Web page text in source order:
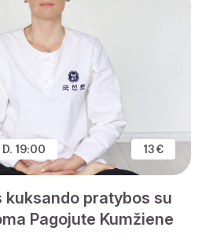
D. 19:00 13 €
kuksando pratybos su
Pagojute Kumžiene